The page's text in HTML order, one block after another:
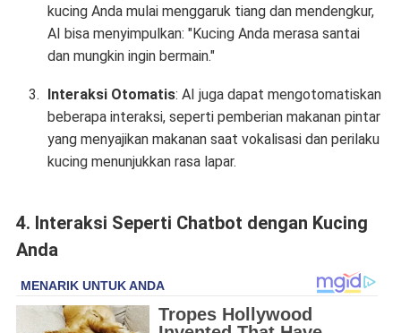
kucing Anda mulai menggaruk tiang dan mendengkur,
AI bisa menyimpulkan: "Kucing Anda merasa santai
dan mungkin ingin bermain."
Interaksi Otomatis: AI juga dapat mengotomatiskan
beberapa interaksi, seperti pemberian makanan pintar
yang menyajikan makanan saat vokalisasi dan perilaku
kucing menunjukkan rasa lapar.
4. Interaksi Seperti Chatbot dengan Kucing
Anda